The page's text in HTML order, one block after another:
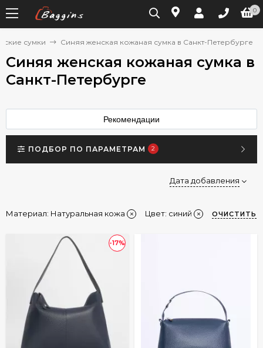
0
сумки Синяя женская кожаная сумка в Санкт-Петербурге
Синяя женская кожаная сумка в
Санкт-Петербурге
Рекомендации
ПОДБОР ПО ПАРАМЕТРАМ 2
Дата добавления
Материал: Натуральная кожа Цвет: синий ОЧИСТИТЬ
-17%